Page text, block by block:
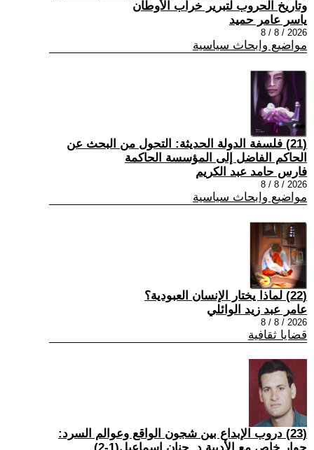
وتاريخ الحروب لتبرير خراب الأوطان
ياسر عامر حميد
2026 / 8 / 8
مواضيع وابحاث سياسية
(21) فلسفة الدولة الحديثة: التحول من البحث عن
الحاكم الفاضل إلى المؤسسة الحاكمة
فارس حامد عبد الكريم
2026 / 8 / 8
مواضيع وابحاث سياسية
(22) لماذا يختار الإنسان العبودية؟
عامر عبد زيد الوائلي
2026 / 8 / 8
قضايا ثقافية
(23) دروب الإبداع بين شجون الواقع وعوالم السرد: